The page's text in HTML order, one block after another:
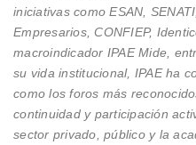
iniciativas como ESAN,
Empresarios, CONFIEP,
macroindicador IPAE Mide,
su vida institucional, IPAE ha
como los foros más
continuidad y participación
sector privado, público y la